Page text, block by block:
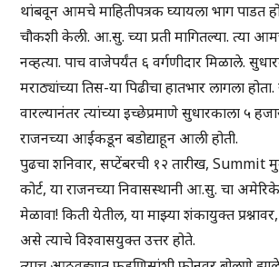
थांबवून आमचे माहितीपत्रक घ्यायला भाग पाडत
चौकशी केली. आ.सु. च्या प्रती मागितल्या. त्या
नव्हत्या. पाच वाजेपर्यंत ६ वर्गणीदार मिळाले.
मराठ्यांच्या तिस-या पिढीचा हातभार लागला
वारल्यानंतर त्यांच्या इच्छेप्रमाणे सुधारकाला ५
राजनच्या आईकडून बडोद्याहून आली होती.
पुढचा शनिवार, सप्टेंबरची १२ तारीख, Summit
कोर्ट, या राजनच्या निवासस्थानी आ.सु. चा
मेळावा! किती येतील, या माझ्या शंकायुक्त प्रश्नावर,
असे त्याचे विश्वासयुक्त उत्तर होते.